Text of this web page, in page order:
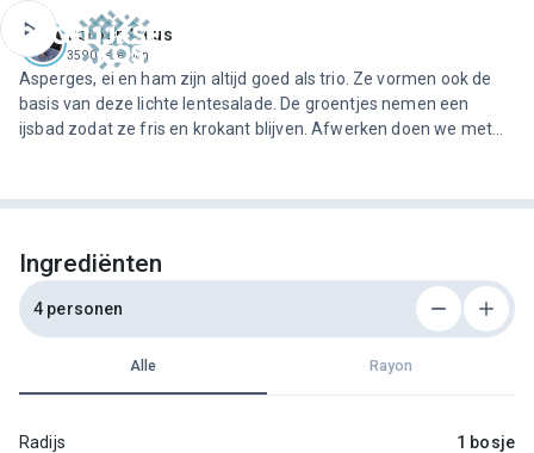
Jeroen Meus
3590 recepten
Asperges, ei en ham zijn altijd goed als trio. Ze vormen ook de
basis van deze lichte lentesalade. De groentjes nemen een
ijsbad zodat ze fris en krokant blijven. Afwerken doen we met
Ingrediënten
4 personen
Alle Rayon
Radijs 1 bosje